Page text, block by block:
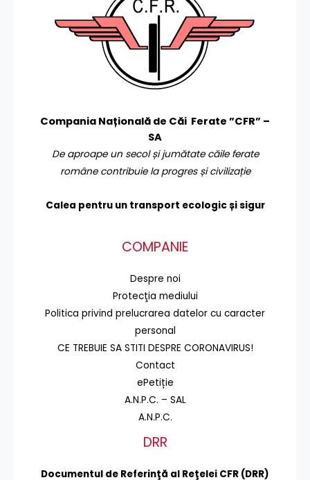
Compania Națională de Căi Ferate ”CFR” –
SA
De aproape un secol și jumătate căile ferate
române contribuie la progres și civilizație
Calea pentru un transport ecologic și sigur
COMPANIE
Despre noi
Protecţia mediului
Politica privind prelucrarea datelor cu caracter
personal
CE TREBUIE SA STITI DESPRE CORONAVIRUS!
Contact
ePetiție
A.N.P.C. – SAL
A.N.P.C.
DRR
Documentul de Referinţă al Reţelei CFR (DRR)